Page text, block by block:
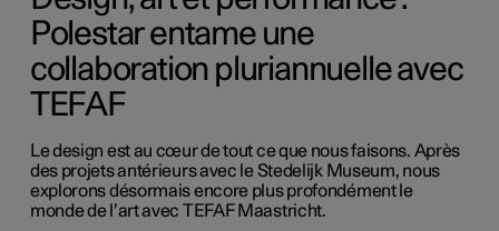
Polestar entame une
collaboration pluriannuelle avec
TEFAF
Le design est au cœur de tout ce que nous faisons. Après
des projets antérieurs avec le Stedelijk Museum, nous
explorons désormais encore plus profondément le
monde de l’art avec TEFAF Maastricht.